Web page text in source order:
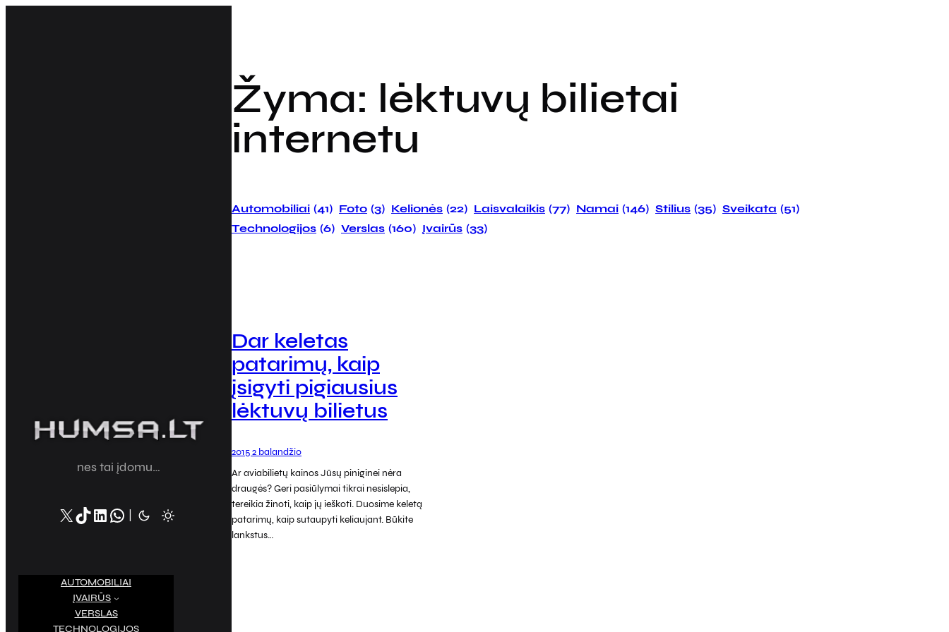
nes tai įdomu…
X TikTok LinkedIn WhatsApp
AUTOMOBILIAI
ĮVAIRŪS
VERSLAS
TECHNOLOGIJOS
Žyma: lėktuvų bilietai
internetu
Automobiliai (41) Foto (3) Kelionės (22) Laisvalaikis (77) Namai (146) Stilius (35) Sveikata (51)
Technologijos (6) Verslas (160) Įvairūs (33)
Dar keletas
patarimų, kaip
įsigyti pigiausius
lėktuvų bilietus
2015 2 balandžio
Ar aviabilietų kainos Jūsų piniginei nėra
draugės? Geri pasiūlymai tikrai nesislepia,
tereikia žinoti, kaip jų ieškoti. Duosime keletą
patarimų, kaip sutaupyti keliaujant. Būkite
lankstus…